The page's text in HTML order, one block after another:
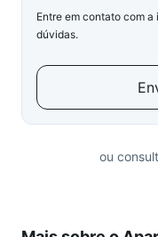
Entre em contato com
dúvidas.
ou